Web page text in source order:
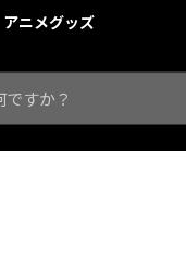
アニメグッズ